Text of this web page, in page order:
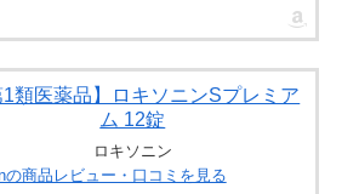
1類医薬品】ロキソニンSプレミア
ム 12錠
ロキソニン
の商品レビュー・口コミを見る